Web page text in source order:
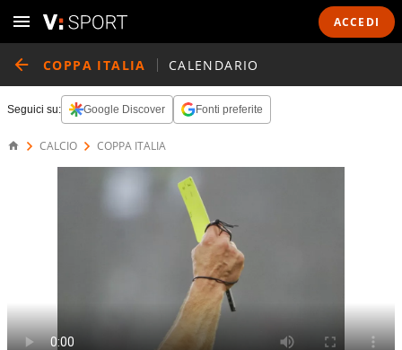
ACCEDI
COPPA ITALIA CALENDARIO
Seguici su: Google Discover Fonti preferite
CALCIO COPPA ITALIA